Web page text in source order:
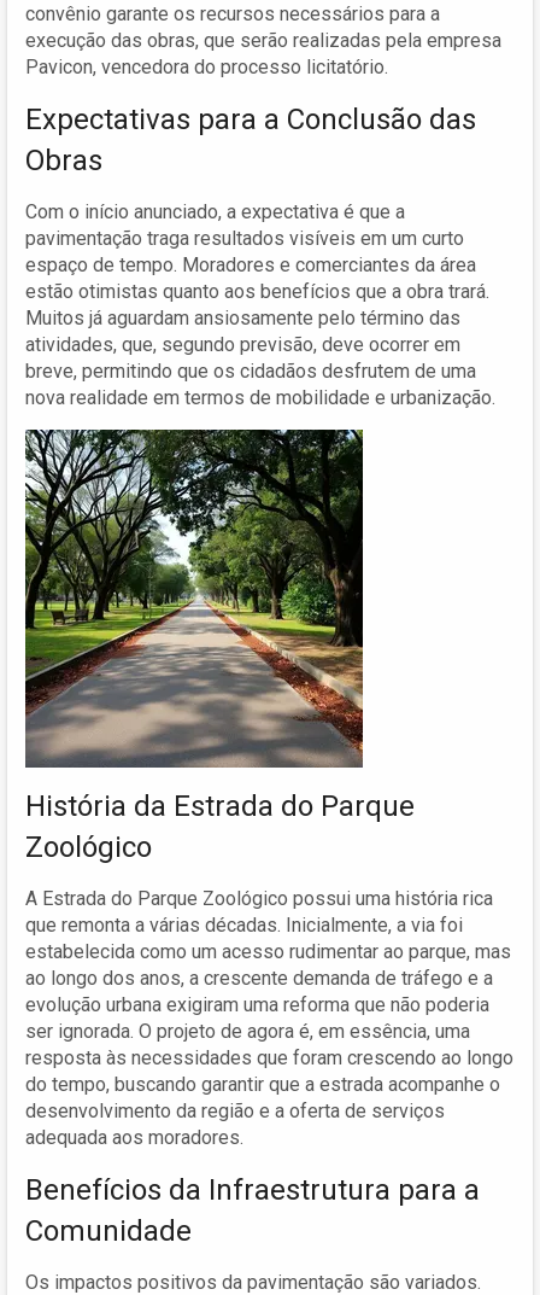
convênio garante os recursos necessários para a
execução das obras, que serão realizadas pela empresa
Pavicon, vencedora do processo licitatório.
Expectativas para a Conclusão das
Obras
Com o início anunciado, a expectativa é que a
pavimentação traga resultados visíveis em um curto
espaço de tempo. Moradores e comerciantes da área
estão otimistas quanto aos benefícios que a obra trará.
Muitos já aguardam ansiosamente pelo término das
atividades, que, segundo previsão, deve ocorrer em
breve, permitindo que os cidadãos desfrutem de uma
nova realidade em termos de mobilidade e urbanização.
História da Estrada do Parque
Zoológico
A Estrada do Parque Zoológico possui uma história rica
que remonta a várias décadas. Inicialmente, a via foi
estabelecida como um acesso rudimentar ao parque, mas
ao longo dos anos, a crescente demanda de tráfego e a
evolução urbana exigiram uma reforma que não poderia
ser ignorada. O projeto de agora é, em essência, uma
resposta às necessidades que foram crescendo ao longo
do tempo, buscando garantir que a estrada acompanhe o
desenvolvimento da região e a oferta de serviços
adequada aos moradores.
Benefícios da Infraestrutura para a
Comunidade
Os impactos positivos da pavimentação são variados.